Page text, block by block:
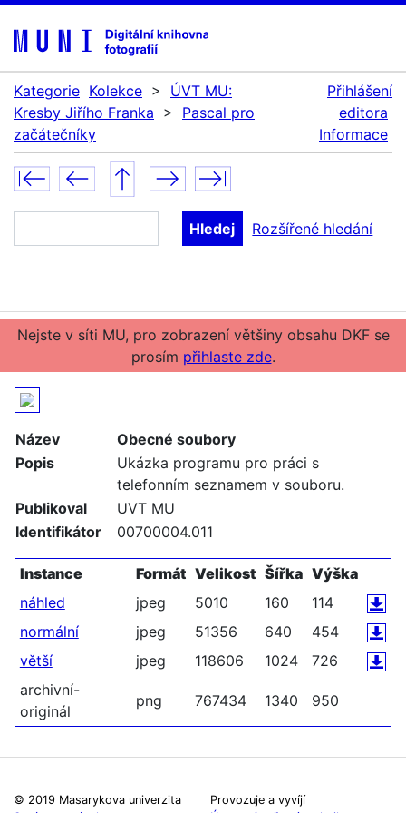
Kategorie Kolekce >
ÚVT MU:
Kresby Jiřího Franka >
Pascal pro
začátečníky
Přihlášení
editora
Informace
Rozšířené hledání
Nejste v síti MU, pro zobrazení většiny obsahu DKF se
prosím přihlaste zde.
Název
Obecné soubory
Popis
Ukázka programu pro práci s
telefonním seznamem v souboru.
Publikoval
UVT MU
Identifikátor
00700004.011
Instance Formát Velikost Šířka Výška
náhled
jpeg 5010 160
114
normální
jpeg 51356 640
454
větší
jpeg 118606 1024
726
archivní-
originál
png 767434 1340 950
© 2019 Masarykova univerzita
Provozuje a vyvíjí